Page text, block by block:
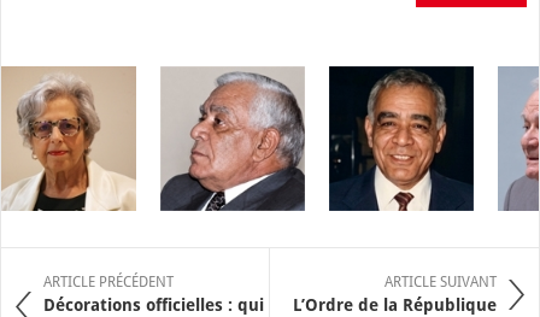
ARTICLE PRÉCÉDENT
Décorations officielles : qui
ARTICLE SUIVANT
L’Ordre de la République